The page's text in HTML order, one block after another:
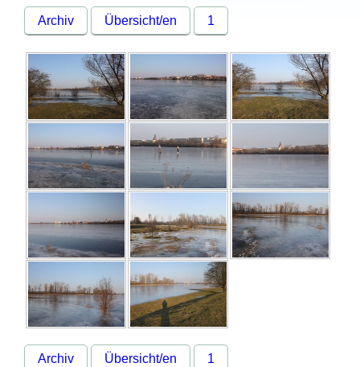
Archiv Übersicht/en 1
Archiv Übersicht/en 1